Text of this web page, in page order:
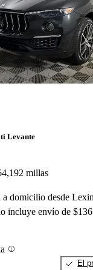
Levante
millas
a domicilio desde
incluye envío de $136
El